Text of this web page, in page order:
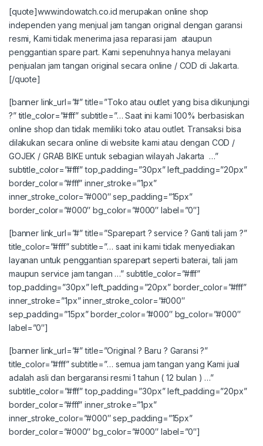
[quote]www.indowatch.co.id merupakan online shop
independen yang menjual jam tangan original dengan garansi
resmi, Kami tidak menerima jasa reparasi jam ataupun
penggantian spare part. Kami sepenuhnya hanya melayani
penjualan jam tangan original secara online / COD di Jakarta.
[/quote]
[banner link_url=”#” title=”Toko atau outlet yang bisa dikunjungi
?” title_color=”#fff” subtitle=”… Saat ini kami 100% berbasiskan
online shop dan tidak memiliki toko atau outlet. Transaksi bisa
dilakukan secara online di website kami atau dengan COD /
GOJEK / GRAB BIKE untuk sebagian wilayah Jakarta …”
subtitle_color=”#fff” top_padding=”30px” left_padding=”20px”
border_color=”#fff” inner_stroke=”1px”
inner_stroke_color=”#000″ sep_padding=”15px”
border_color=”#000″ bg_color=”#000″ label=”0″]
[banner link_url=”#” title=”Sparepart ? service ? Ganti tali jam ?”
title_color=”#fff” subtitle=”… saat ini kami tidak menyediakan
layanan untuk penggantian sparepart seperti baterai, tali jam
maupun service jam tangan …” subtitle_color=”#fff”
top_padding=”30px” left_padding=”20px” border_color=”#fff”
inner_stroke=”1px” inner_stroke_color=”#000″
sep_padding=”15px” border_color=”#000″ bg_color=”#000″
label=”0″]
[banner link_url=”#” title=”Original ? Baru ? Garansi ?”
title_color=”#fff” subtitle=”… semua jam tangan yang Kami jual
adalah asli dan bergaransi resmi 1 tahun ( 12 bulan ) …”
subtitle_color=”#fff” top_padding=”30px” left_padding=”20px”
border_color=”#fff” inner_stroke=”1px”
inner_stroke_color=”#000″ sep_padding=”15px”
border_color=”#000″ bg_color=”#000″ label=”0″]